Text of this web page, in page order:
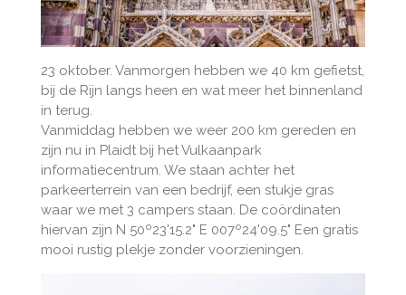
23 oktober. Vanmorgen hebben we 40 km gefietst,
bij de Rijn langs heen en wat meer het binnenland
in terug.
Vanmiddag hebben we weer 200 km gereden en
zijn nu in Plaidt bij het Vulkaanpark
informatiecentrum. We staan achter het
parkeerterrein van een bedrijf, een stukje gras
waar we met 3 campers staan. De coördinaten
hiervan zijn N 50º23'15.2" E 007º24'09.5" Een gratis
mooi rustig plekje zonder voorzieningen.